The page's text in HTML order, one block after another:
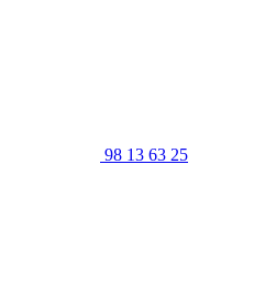
98 13 63 25